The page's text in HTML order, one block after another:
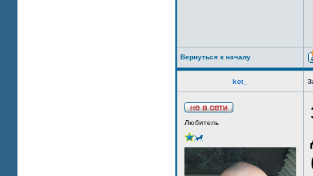
Вернуться к началу
kot_
Любитель